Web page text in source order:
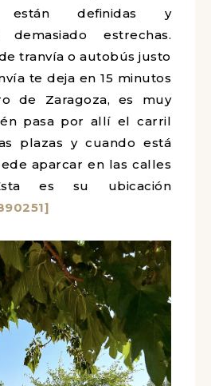
están definidas y
estrechas.
tranvía o autobús justo
te deja en 15 minutos
de Zaragoza, es muy
pasa por allí el carril
plazas y cuando está
aparcar en las calles
es su ubicación